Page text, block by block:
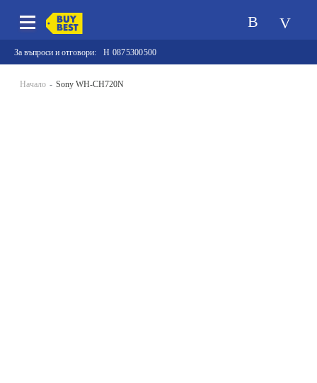
За въпроси и отговори: 0875300500
Начало Sony WH-CH720N